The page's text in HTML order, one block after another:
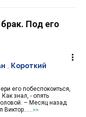
Под его
его побеспокоиться,
знал, - опять
– Месяц назад
Виктор…...
>>
Короткий